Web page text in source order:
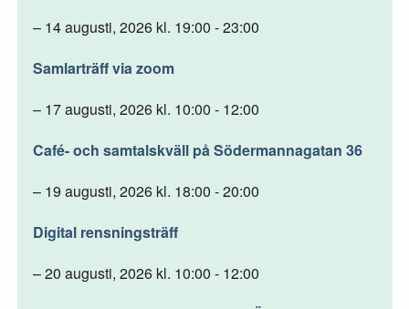
– 14 augusti, 2026 kl. 19:00 - 23:00
Samlarträff via zoom
– 17 augusti, 2026 kl. 10:00 - 12:00
Café- och samtalskväll på Södermannagatan 36
– 19 augusti, 2026 kl. 18:00 - 20:00
Digital rensningsträff
– 20 augusti, 2026 kl. 10:00 - 12:00